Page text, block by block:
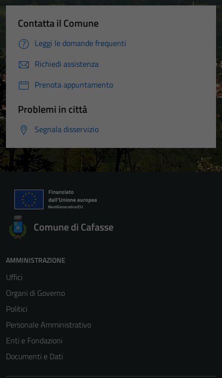
Contatta il Comune
Leggi le domande frequenti
Richiedi assistenza
Prenota appuntamento
Problemi in città
Segnala disservizio
Comune di Cafasse
AMMINISTRAZIONE
Uffici
Organi di Governo
Politici
Personale Amministrativo
Enti e Fondazioni
Documenti e Dati